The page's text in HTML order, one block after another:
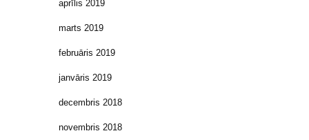
aprīlis 2019
marts 2019
februāris 2019
janvāris 2019
decembris 2018
novembris 2018